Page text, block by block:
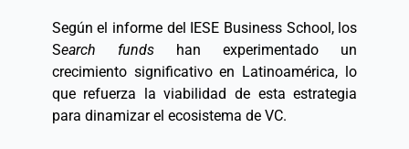
Según el informe del IESE Business School, los
Search funds han experimentado un
crecimiento significativo en Latinoamérica, lo
que refuerza la viabilidad de esta estrategia
para dinamizar el ecosistema de VC.